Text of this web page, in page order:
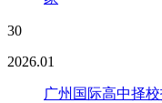
30
2026.01
广州国际高中择